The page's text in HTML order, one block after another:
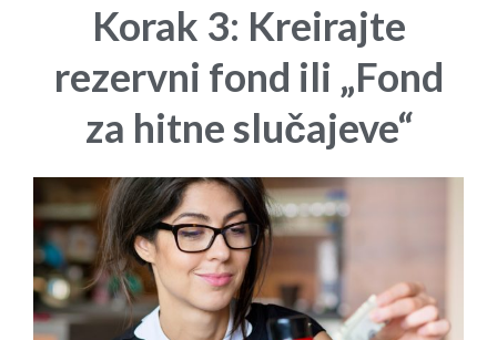
Korak 3: Kreirajte
rezervni fond ili „Fond
za hitne slučajeve“